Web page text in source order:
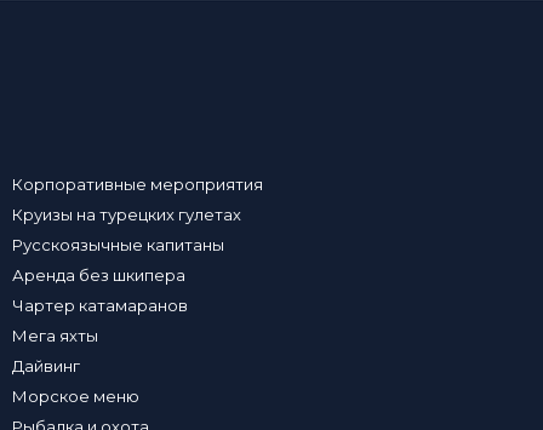
Корпоративные мероприятия
Круизы на турецких гулетах
Русскоязычные капитаны
Аренда без шкипера
Чартер катамаранов
Мега яхты
Дайвинг
Морское меню